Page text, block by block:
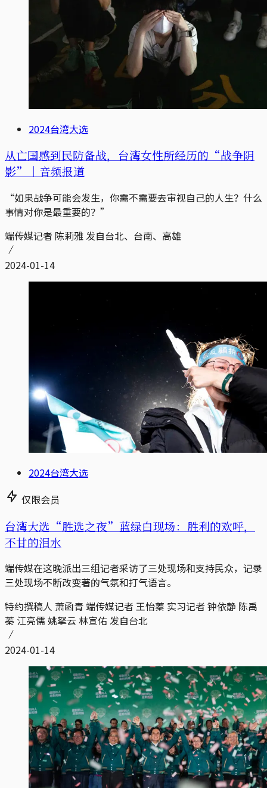
2024台湾大选
从亡国感到民防备战，台湾女性所经历的“战争阴
影”｜音频报道
“如果战争可能会发生，你需不需要去审视自己的人生？什么
事情对你是最重要的？”
端传媒记者 陈莉雅 发自台北、台南、高雄
2024-01-14
2024台湾大选
仅限会员
台湾大选“胜选之夜”蓝绿白现场：胜利的欢呼，
不甘的泪水
端传媒在这晚派出三组记者采访了三处现场和支持民众，记录
三处现场不断改变著的气氛和打气语言。
特约撰稿人 萧函青 端传媒记者 王怡蓁 实习记者 钟依静 陈禹
蓁 江亮儒 姚拏云 林宣佑 发自台北
2024-01-14